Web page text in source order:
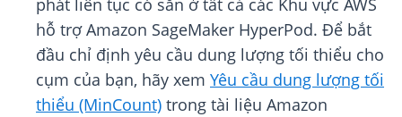
phát liên tục có sẵn ở tất cả các Khu vực AWS
hỗ trợ Amazon SageMaker HyperPod. Để bắt
đầu chỉ định yêu cầu dung lượng tối thiểu cho
cụm của bạn, hãy xem Yêu cầu dung lượng tối
thiểu (MinCount) trong tài liệu Amazon